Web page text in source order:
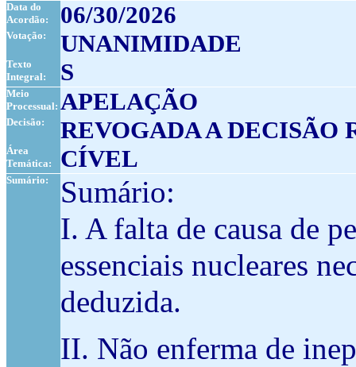
Data do
Acordão:
06/30/2026
Votação: UNANIMIDADE
Texto
Integral:
S
Meio
Processual: APELAÇÃO
Decisão: REVOGADA A DECISÃO
Área
Temática:
CÍVEL
Sumário:
Sumário:
I. A falta de causa de
essenciais nucleares
deduzida.
II. Não enferma de